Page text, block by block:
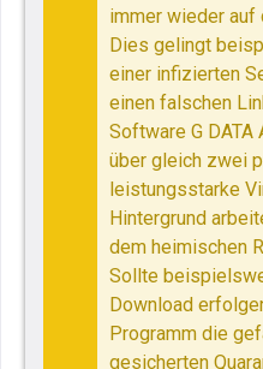
immer wieder
Dies gelingt
einer infizierten
einen falschen
Software G
über gleich zwei
leistungsstarke
Hintergrund
dem heimischen
Sollte
Download
Programm die
gesicherten